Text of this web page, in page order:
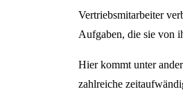
Vertriebsmitarbeiter
Aufgaben, die sie von
Hier kommt unter
zahlreiche